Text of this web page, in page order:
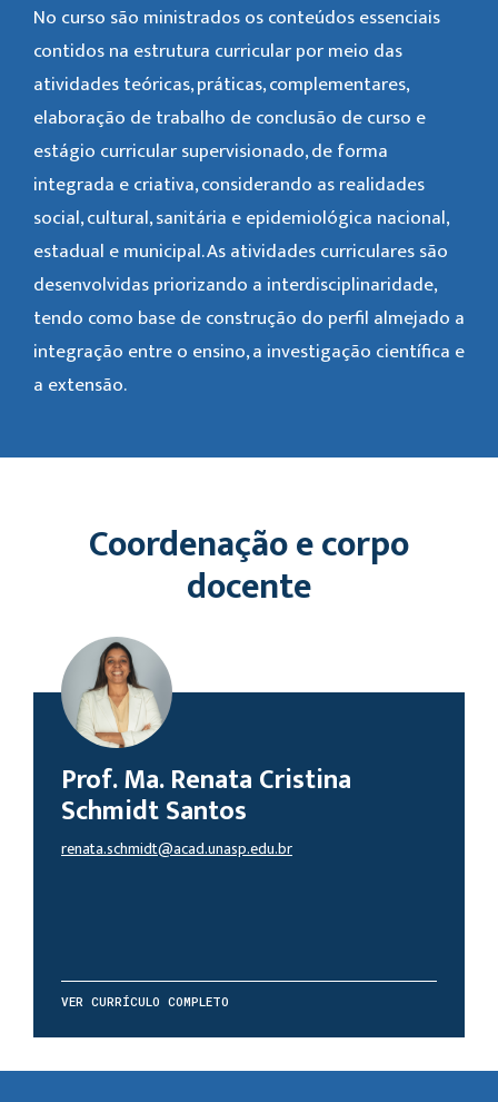
No curso são ministrados os conteúdos essenciais
contidos na estrutura curricular por meio das
atividades teóricas, práticas, complementares,
elaboração de trabalho de conclusão de curso e
estágio curricular supervisionado, de forma
integrada e criativa, considerando as realidades
social, cultural, sanitária e epidemiológica nacional,
estadual e municipal. As atividades curriculares são
desenvolvidas priorizando a interdisciplinaridade,
tendo como base de construção do perfil almejado a
integração entre o ensino, a investigação científica e
a extensão.
Coordenação e corpo
docente
Prof. Ma. Renata Cristina
Schmidt Santos
renata.schmidt@acad.unasp.edu.br
VER CURRÍCULO COMPLETO